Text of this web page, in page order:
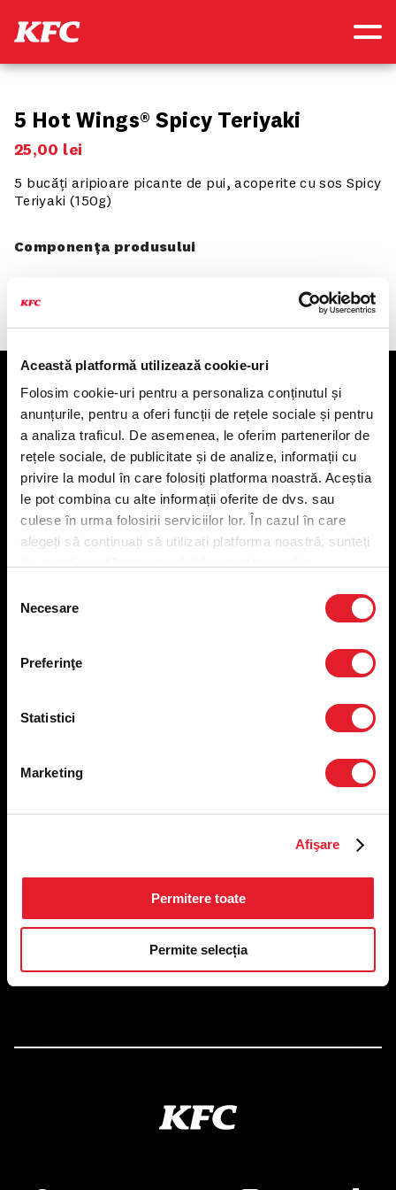
Această platformă utilizează cookie-uri
Folosim cookie-uri pentru a personaliza conținutul și
anunțurile, pentru a oferi funcții de rețele sociale și pentru
a analiza traficul. De asemenea, le oferim partenerilor de
rețele sociale, de publicitate și de analize, informații cu
privire la modul în care folosiți platforma noastră. Aceștia
le pot combina cu alte informații oferite de dvs. sau
culese în urma folosirii serviciilor lor. În cazul în care
alegeți să continuați să utilizați platforma noastră, sunteți
consimțământului
Necesare
Preferinţe
Statistici
Marketing
Afişare
Permitere toate
Permite selecția
5 Hot Wings® Spicy Teriyaki
25,00 lei
5 bucăți aripioare picante de pui, acoperite cu sos Spicy
Teriyaki (150g)
Componența produsului
KFC
Meniu livrare
Meniu ridicare
Nutriționale și Alergeni
Abonare Newsletter
Contact
Utile
Politica privind prelucrarea datelor
Preferințe cookies
Adresă sediu: Bucureşti Sectorul 1, Calea Dorobanţilor, Nr.
CAMERA 5, Etaj 2